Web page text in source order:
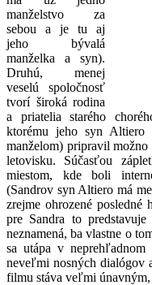
manželstvo za
sebou a je tu aj
jeho bývalá
manželka a syn).
Druhú, menej
veselú spoločnosť
tvorí široká rodina
a priatelia starého
ktorému jeho syn Altiero
manželom) pripravil
letovisku. Súčasťou
miestom, kde boli
(Sandrov syn Altiero má
zrejme ohrozené
pre Sandra to
neznamená, ba vlastne o
sa utápa v neprehľadnom
neveľmi nosných dialógov
filmu stáva veľmi